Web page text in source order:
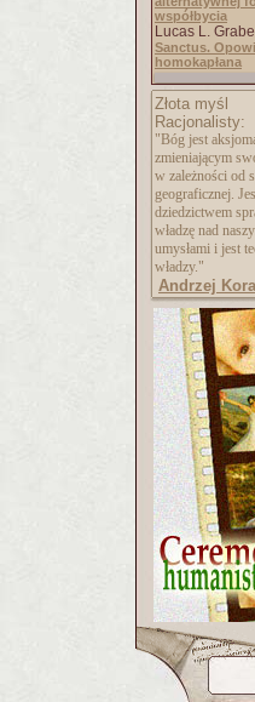
współbycia
Lucas L.
Sanctus.
homokapłana
Złota myśl
Racjonalisty:
"Bóg jest
zmieniającym
w zależności od
geograficznej.
dziedzictwem
władzę nad
umysłami i jest
władzy."
Andrzej